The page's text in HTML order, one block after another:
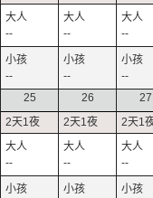
--
--
--
--
--
--
25
--
26
--
27
--